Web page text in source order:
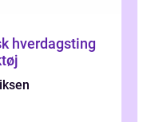
hverdagsting